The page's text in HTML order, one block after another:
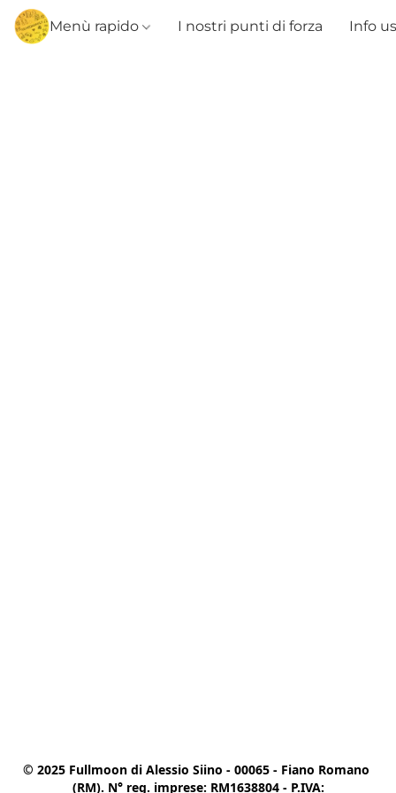
Menù rapido I nostri punti di forza Info
© 2025 Fullmoon di Alessio Siino - 00065 - Fiano Romano
(RM). N° reg. imprese: RM1638804 - P.IVA: